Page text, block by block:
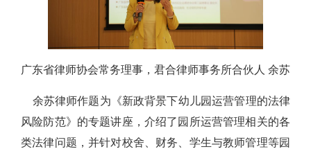
广东省律师协会常务理事，君合律师事务所合伙人 余苏
余苏律师作题为《新政背景下幼儿园运营管理的法律
风险防范》的专题讲座，介绍了园所运营管理相关的各
类法律问题，并针对校舍、财务、学生与教师管理等园